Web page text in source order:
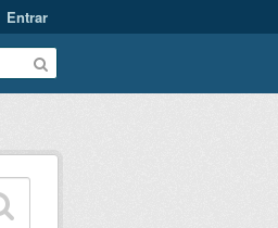
Entrar